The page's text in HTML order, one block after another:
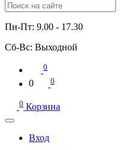
Пн-Пт: 9.00 - 17.30
Сб-Вс: Выходной
0
0 0
0 Корзина
Вход